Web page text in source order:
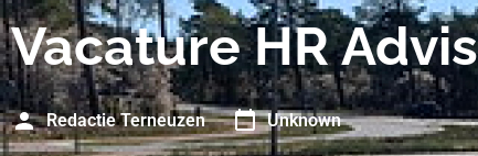
Vacature HR
Redactie Terneuzen Unknown